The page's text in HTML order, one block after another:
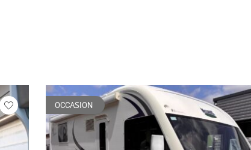
Veuillez
vous
connecter
OCCASION